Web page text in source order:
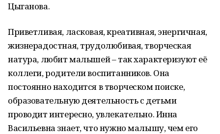
Цыганова.
Приветливая, ласковая, креативная, энергичная,
жизнерадостная, трудолюбивая, творческая
натура, любит малышей – так характеризуют её
коллеги, родители воспитанников. Она
постоянно находится в творческом поиске,
образовательную деятельность с детьми
проводит интересно, увлекательно. Инна
Васильевна знает, что нужно малышу, чем его